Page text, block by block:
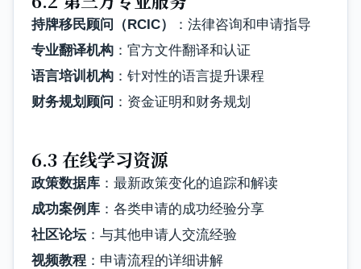
持牌移民顾问（RCIC）
：法律咨询和申请指导
专业翻译机构 ：官方文件翻译和认证
语言培训机构 ：针对性的语言提升课程
财务规划顾问 ：资金证明和财务规划
6.3 在线学习资源
政策数据库 ：最新政策变化的追踪和解读
成功案例库 ：各类申请的成功经验分享
社区论坛：与其他申请人交流经验
视频教程 ：申请流程的详细讲解